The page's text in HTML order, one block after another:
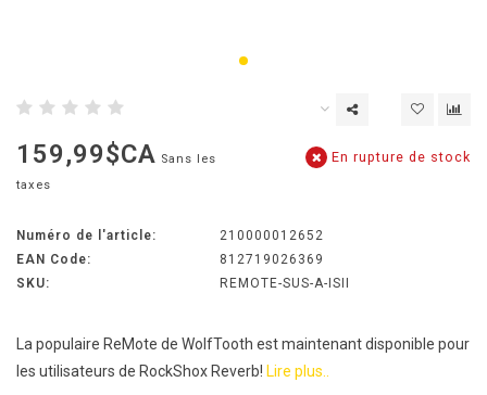
159,99$CA Sans les
taxes
En rupture de stock
Numéro de l'article:
210000012652
EAN Code:
812719026369
SKU:
REMOTE-SUS-A-ISII
La populaire ReMote de WolfTooth est maintenant disponible pour
les utilisateurs de RockShox Reverb! Lire plus..